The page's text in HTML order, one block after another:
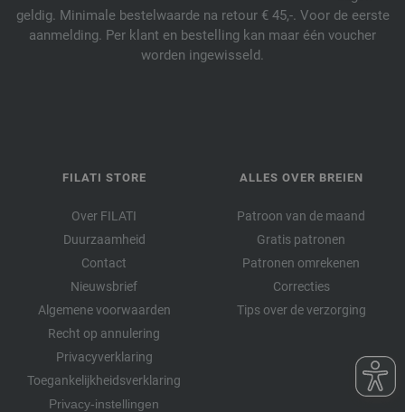
geldig. Minimale bestelwaarde na retour € 45,-. Voor de eerste
aanmelding. Per klant en bestelling kan maar één voucher
worden ingewisseld.
FILATI STORE
Over FILATI
Duurzaamheid
Contact
Nieuwsbrief
Algemene voorwaarden
Recht op annulering
Privacyverklaring
Toegankelijkheidsverklaring
Privacy-instellingen
ALLES OVER BREIEN
Patroon van de maand
Gratis patronen
Patronen omrekenen
Correcties
Tips over de verzorging